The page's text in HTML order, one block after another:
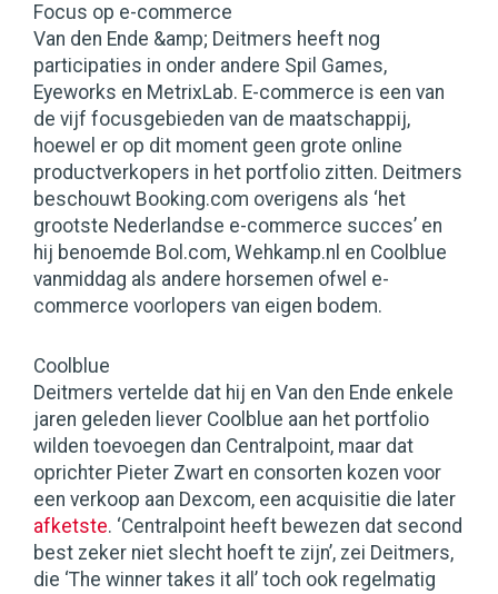
Focus op e-commerce
Van den Ende &amp; Deitmers heeft nog
participaties in onder andere Spil Games,
Eyeworks en MetrixLab. E-commerce is een van
de vijf focusgebieden van de maatschappij,
hoewel er op dit moment geen grote online
productverkopers in het portfolio zitten. Deitmers
beschouwt Booking.com overigens als ‘het
grootste Nederlandse e-commerce succes’ en
hij benoemde Bol.com, Wehkamp.nl en Coolblue
vanmiddag als andere horsemen ofwel e-
commerce voorlopers van eigen bodem.
Coolblue
Deitmers vertelde dat hij en Van den Ende enkele
jaren geleden liever Coolblue aan het portfolio
wilden toevoegen dan Centralpoint, maar dat
oprichter Pieter Zwart en consorten kozen voor
een verkoop aan Dexcom, een acquisitie die later
afketste. ‘Centralpoint heeft bewezen dat second
best zeker niet slecht hoeft te zijn’, zei Deitmers,
die ‘The winner takes it all’ toch ook regelmatig